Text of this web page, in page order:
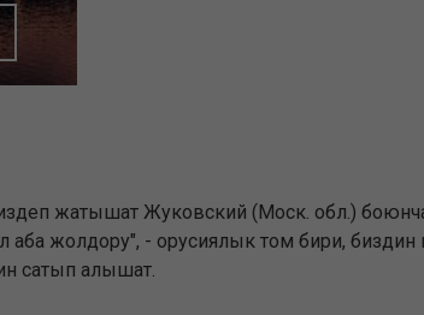
жатышат Жуковский (Моск. обл.)
аба жолдору", - орусиялык том бири,
сатып алышат.